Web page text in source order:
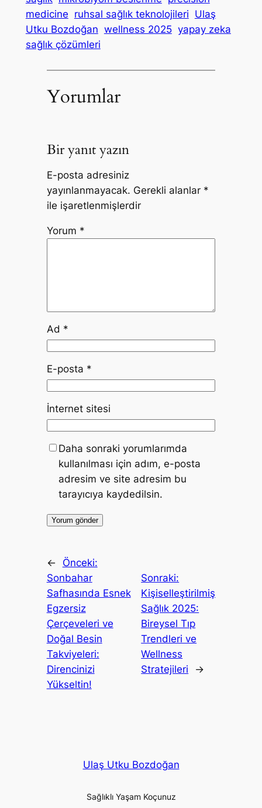
medicine ruhsal sağlık teknolojileri Ulaş
Utku Bozdoğan wellness 2025 yapay zeka
sağlık çözümleri
Yorumlar
Bir yanıt yazın
E-posta adresiniz
yayınlanmayacak. Gerekli alanlar *
ile işaretlenmişlerdir
Yorum *
Ad *
E-posta *
İnternet sitesi
Daha sonraki yorumlarımda
kullanılması için adım, e-posta
adresim ve site adresim bu
tarayıcıya kaydedilsin.
←
Önceki:
Sonbahar
Safhasında Esnek
Egzersiz
Çerçeveleri ve
Doğal Besin
Takviyeleri:
Direncinizi
Yükseltin!
Sonraki:
Kişiselleştirilmiş
Sağlık 2025:
Bireysel Tıp
Trendleri ve
Wellness
Stratejileri
→
Ulaş Utku Bozdoğan
Sağlıklı Yaşam Koçunuz